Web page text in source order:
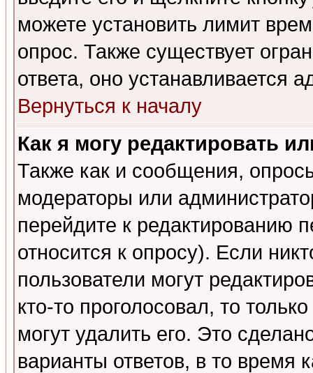
можете установить лимит
опрос. Также существует
ответа, оно устанавливается
Вернуться к началу
Как я могу редактировать
Также как и сообщения,
модераторы или
перейдите к редактированию
относится к опросу). Если
пользователи могут
кто-то проголосовал, то
могут удалить его. Это
варианты ответов, в то время